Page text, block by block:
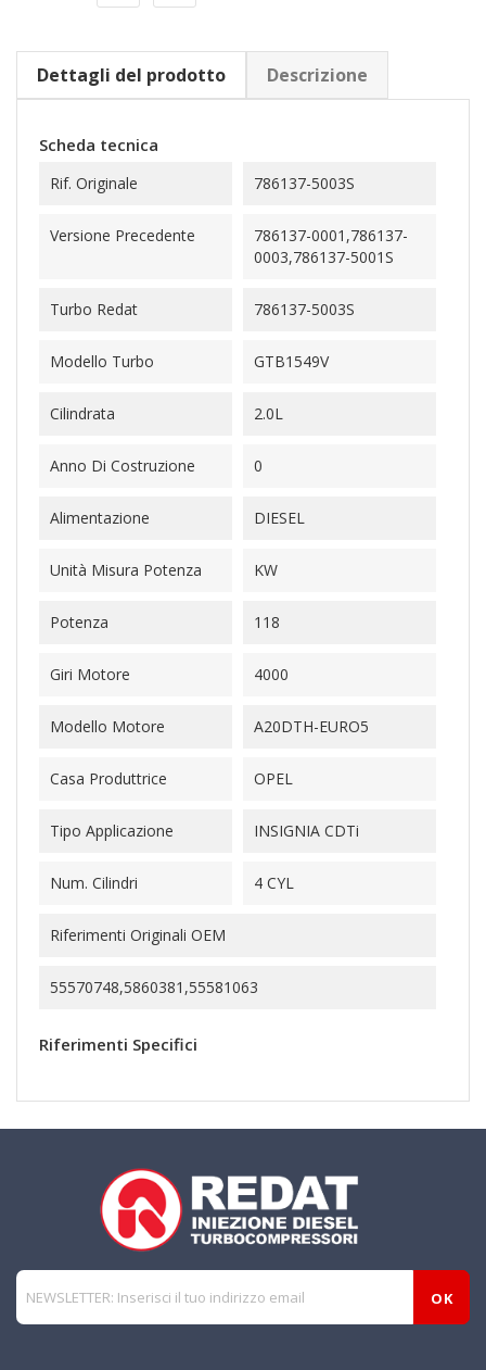
Dettagli del prodotto Descrizione
Scheda tecnica
Rif. Originale 786137-5003S
Versione Precedente
786137-0001,786137-
0003,786137-5001S
Turbo Redat 786137-5003S
Modello Turbo GTB1549V
Cilindrata 2.0L
Anno Di Costruzione 0
Alimentazione DIESEL
Unità Misura Potenza KW
Potenza 118
Giri Motore 4000
Modello Motore A20DTH-EURO5
Casa Produttrice OPEL
Tipo Applicazione INSIGNIA CDTi
Num. Cilindri 4 CYL
Riferimenti Originali OEM
55570748,5860381,55581063
Riferimenti Specifici